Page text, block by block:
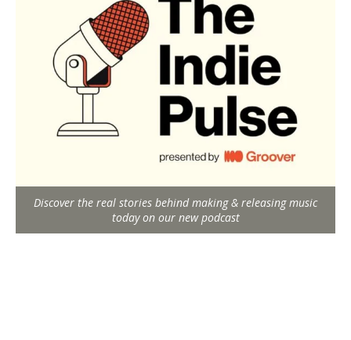
Discover the real stories behind making & releasing music
today on our new podcast